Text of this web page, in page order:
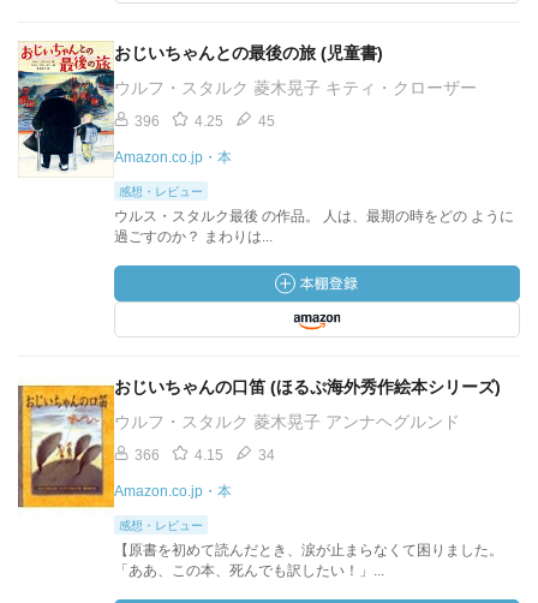
おじいちゃんとの最後の旅 (児童書)
ウルフ・スタルク 菱木晃子 キティ・クローザー
396 4.25 45
Amazon.co.jp・本
感想・レビュー
ウルス・スタルク最後 の作品。 人は、最期の時をどの ように
過ごすのか？ まわりは...
おじいちゃんの口笛 (ほるぷ海外秀作絵本シリーズ)
ウルフ・スタルク 菱木晃子 アンナヘグルンド
366 4.15 34
Amazon.co.jp・本
感想・レビュー
【原書を初めて読んだとき、涙が止まらなくて困りました。
「ああ、この本、死んでも訳したい！」...